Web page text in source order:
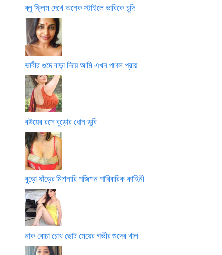
ব্লু ফ্লিম দেখে অনেক স্টাইলে ভাবিকে চুদি
ভাবীর গুদে বাড়া দিয়ে আমি এখন পাগল প্রায়
বউয়ের রসে বুড়োর ধোন ডুবি
বুড়ো ষাঁড়ের মিশনারি পজিশন পারিবারিক কাহিনী
নাক বোচা চোখ ছোট মেয়ের গভীর গুদের খাল